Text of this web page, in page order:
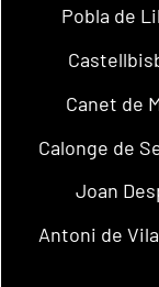
Pobla de
Canet de
Calonge de
Joan
Antoni de